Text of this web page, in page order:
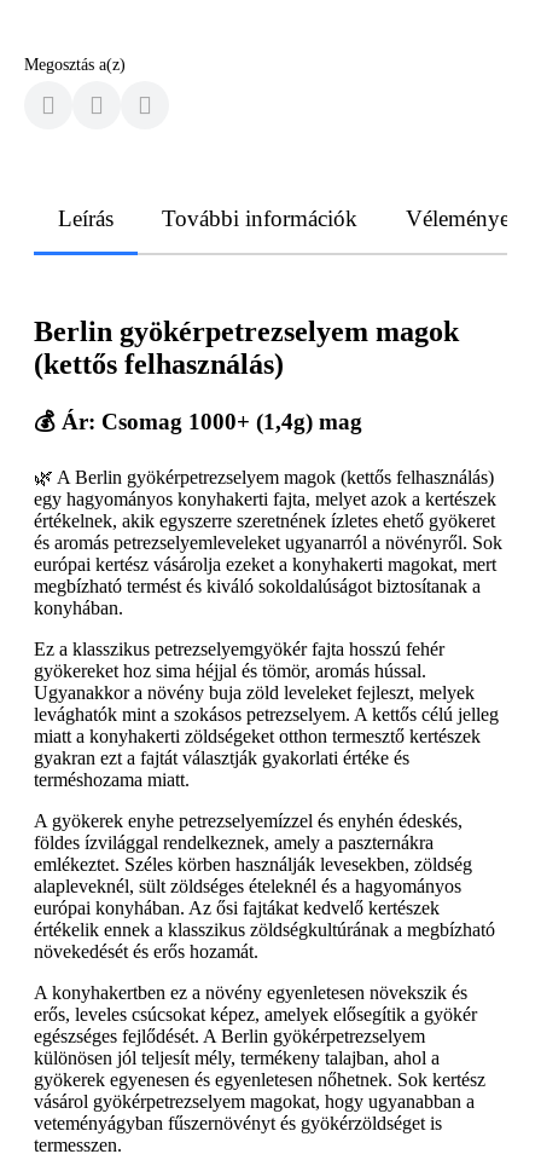
Megosztás a(z)
Leírás További információk Vélemények
Berlin gyökérpetrezselyem magok
(kettős felhasználás)
💰 Ár: Csomag 1000+ (1,4g) mag
🌿 A Berlin gyökérpetrezselyem magok (kettős felhasználás)
egy hagyományos konyhakerti fajta, melyet azok a kertészek
értékelnek, akik egyszerre szeretnének ízletes ehető gyökeret
és aromás petrezselyemleveleket ugyanarról a növényről. Sok
európai kertész vásárolja ezeket a konyhakerti magokat, mert
megbízható termést és kiváló sokoldalúságot biztosítanak a
konyhában.
Ez a klasszikus petrezselyemgyökér fajta hosszú fehér
gyökereket hoz sima héjjal és tömör, aromás hússal.
Ugyanakkor a növény buja zöld leveleket fejleszt, melyek
levághatók mint a szokásos petrezselyem. A kettős célú jelleg
miatt a konyhakerti zöldségeket otthon termesztő kertészek
gyakran ezt a fajtát választják gyakorlati értéke és
terméshozama miatt.
A gyökerek enyhe petrezselyemízzel és enyhén édeskés,
földes ízvilággal rendelkeznek, amely a paszternákra
emlékeztet. Széles körben használják levesekben, zöldség
alapleveknél, sült zöldséges ételeknél és a hagyományos
európai konyhában. Az ősi fajtákat kedvelő kertészek
értékelik ennek a klasszikus zöldségkultúrának a megbízható
növekedését és erős hozamát.
A konyhakertben ez a növény egyenletesen növekszik és
erős, leveles csúcsokat képez, amelyek elősegítik a gyökér
egészséges fejlődését. A Berlin gyökérpetrezselyem
különösen jól teljesít mély, termékeny talajban, ahol a
gyökerek egyenesen és egyenletesen nőhetnek. Sok kertész
vásárol gyökérpetrezselyem magokat, hogy ugyanabban a
veteményágyban fűszernövényt és gyökérzöldséget is
termesszen.